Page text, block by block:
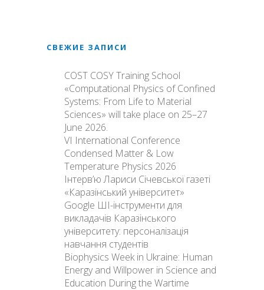
СВЕЖИЕ ЗАПИСИ
COST COSY Training School
«Computational Physics of Confined
Systems: From Life to Material
Sciences» will take place on 25–27
June 2026.
VI International Conference
Condensed Matter & Low
Temperature Physics 2026
Інтерв’ю Лариси Січевської газеті
«Каразінський університет»
Google ШІ-інструменти для
викладачів Каразінського
університету: персоналізація
навчання студентів
Biophysics Week in Ukraine: Human
Energy and Willpower in Science and
Education During the Wartime